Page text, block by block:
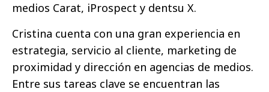
medios Carat, iProspect y dentsu X.
Cristina cuenta con una gran experiencia en
estrategia, servicio al cliente, marketing de
proximidad y dirección en agencias de medios.
Entre sus tareas clave se encuentran las